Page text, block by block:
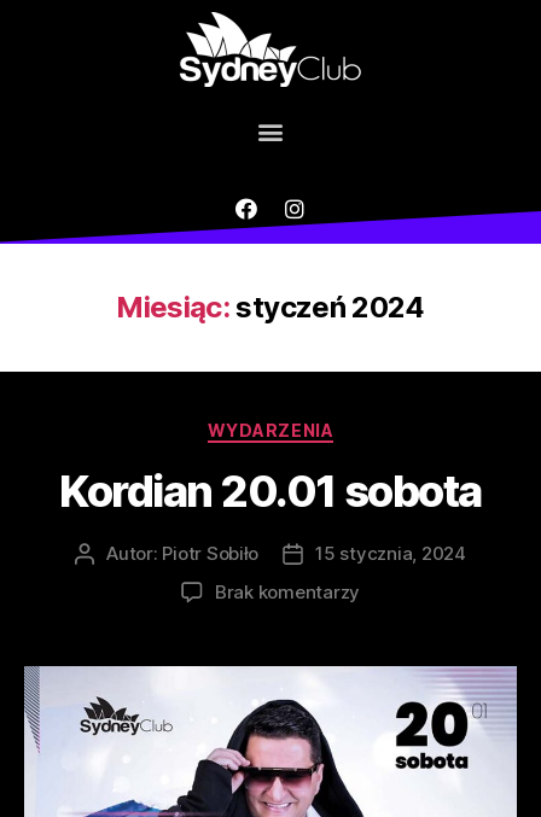
Miesiąc:styczeń 2024
WYDARZENIA
Kordian 20.01 sobota
Autor: Piotr Sobiło
15 stycznia, 2024
Brak komentarzy